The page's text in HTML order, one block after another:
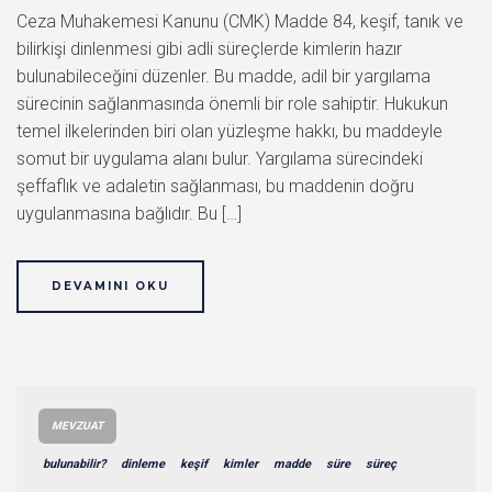
Ceza Muhakemesi Kanunu (CMK) Madde 84, keşif, tanık ve
bilirkişi dinlenmesi gibi adli süreçlerde kimlerin hazır
bulunabileceğini düzenler. Bu madde, adil bir yargılama
sürecinin sağlanmasında önemli bir role sahiptir. Hukukun
temel ilkelerinden biri olan yüzleşme hakkı, bu maddeyle
somut bir uygulama alanı bulur. Yargılama sürecindeki
şeffaflık ve adaletin sağlanması, bu maddenin doğru
uygulanmasına bağlıdır. Bu […]
DEVAMINI OKU
MEVZUAT
bulunabilir? dinleme keşif kimler madde süre süreç